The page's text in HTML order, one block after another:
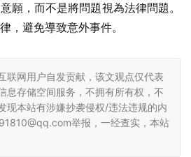
願，而不是將問題視為法律問題。
，避免導致意外事件。
联网用户自发贡献，该文观点仅代表
息存储空间服务，不拥有所有权，不
现本站有涉嫌抄袭侵权/违法违规的内
举报，一经查实，本站